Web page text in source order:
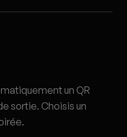
un QR
sortie. Choisis un